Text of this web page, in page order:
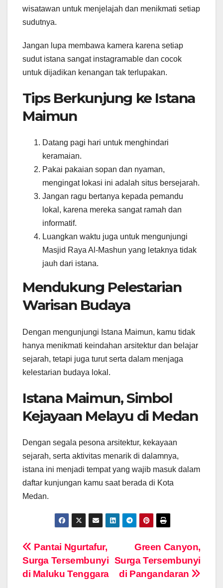
wisatawan untuk menjelajah dan menikmati setiap
sudutnya.
Jangan lupa membawa kamera karena setiap
sudut istana sangat instagramable dan cocok
untuk dijadikan kenangan tak terlupakan.
Tips Berkunjung ke Istana
Maimun
Datang pagi hari untuk menghindari
keramaian.
Pakai pakaian sopan dan nyaman,
mengingat lokasi ini adalah situs bersejarah.
Jangan ragu bertanya kepada pemandu
lokal, karena mereka sangat ramah dan
informatif.
Luangkan waktu juga untuk mengunjungi
Masjid Raya Al-Mashun yang letaknya tidak
jauh dari istana.
Mendukung Pelestarian
Warisan Budaya
Dengan mengunjungi Istana Maimun, kamu tidak
hanya menikmati keindahan arsitektur dan belajar
sejarah, tetapi juga turut serta dalam menjaga
kelestarian budaya lokal.
Istana Maimun, Simbol
Kejayaan Melayu di Medan
Dengan segala pesona arsitektur, kekayaan
sejarah, serta aktivitas menarik di dalamnya,
istana ini menjadi tempat yang wajib masuk dalam
daftar kunjungan kamu saat berada di Kota
Medan.
Navigasi
pos
Green Canyon,
Surga Tersembunyi
di Pangandaran
Pantai Ngurtafur,
Surga Tersembunyi
di Maluku Tenggara